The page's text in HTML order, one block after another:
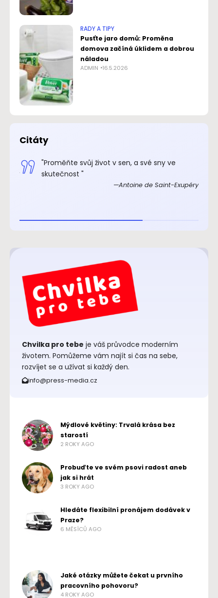
RADY A TIPY
Pusťte jaro domů: Proměna
domova začíná úklidem a dobrou
náladou
ADMIN 16.5.2026
Citáty
"Proměňte svůj život v sen, a své sny ve
skutečnost "
Antoine de Saint-Exupéry
Chvilka pro tebe je váš průvodce moderním
životem. Pomůžeme vám najít si čas na sebe,
rozvíjet se a užívat si každý den.
info@press-media.cz
Mýdlové květiny: Trvalá krása bez
starostí
2 ROKY AGO
Probuďte ve svém psovi radost aneb
jak si hrát
3 ROKY AGO
Hledáte flexibilní pronájem dodávek v
Praze?
6 MĚSÍCŮ AGO
Jaké otázky můžete čekat u prvního
pracovního pohovoru?
4 ROKY AGO